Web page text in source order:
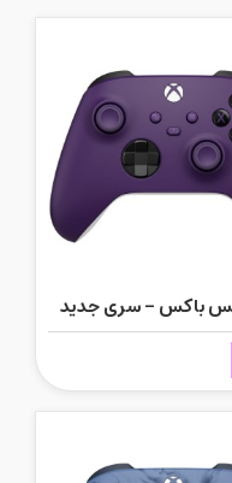
باکس - سری جدید